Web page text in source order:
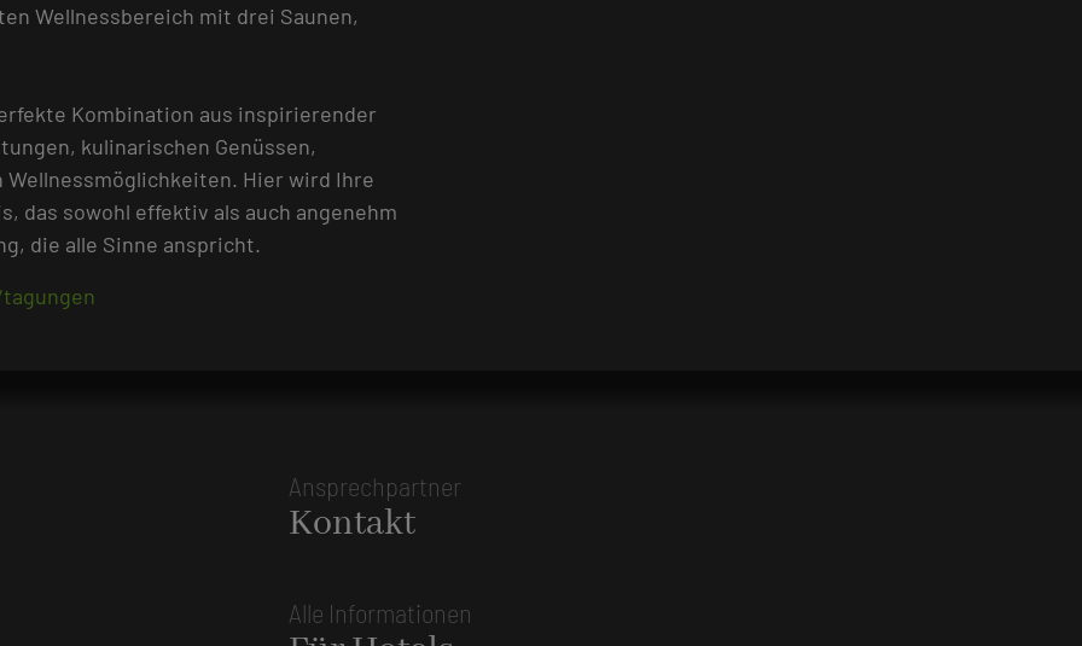
Wellnessbereich mit drei Saunen,
Kombination aus inspirierender
kulinarischen Genüssen,
Hier wird Ihre
das sowohl effektiv als auch angenehm
die alle Sinne anspricht.
Ansprechpartner
Kontakt
Alle Informationen